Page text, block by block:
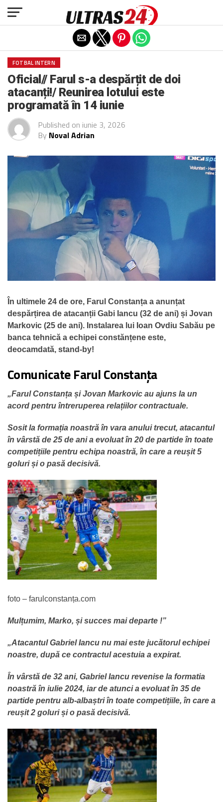
FOTBAL INTERN
Oficial// Farul s-a despărțit de doi
atacanți!/ Reunirea lotului este
programată în 14 iunie
Published on iunie 3, 2026
By Noval Adrian
În ultimele 24 de ore, Farul Constanța a anunțat
despărțirea de atacanții Gabi Iancu (32 de ani) și Jovan
Markovic (25 de ani). Instalarea lui Ioan Ovdiu Sabău pe
banca tehnică a echipei constănțene este,
deocamdată, stand-by!
Comunicate Farul Constanța
„Farul Constanța și Jovan Markovic au ajuns la un
acord pentru întreruperea relațiilor contractuale.
Sosit la formația noastră în vara anului trecut, atacantul
în vârstă de 25 de ani a evoluat în 20 de partide în toate
competițiile pentru echipa noastră, în care a reușit 5
goluri și o pasă decisivă.
foto – farulconstanța.com
Mulțumim, Marko, și succes mai departe !”
„Atacantul Gabriel Iancu nu mai este jucătorul echipei
noastre, după ce contractul acestuia a expirat.
În vârstă de 32 ani, Gabriel Iancu revenise la formatia
noastră în iulie 2024, iar de atunci a evoluat în 35 de
partide pentru alb-albaștri în toate competițiile, în care a
reușit 2 goluri și o pasă decisivă.
Exit mobile version